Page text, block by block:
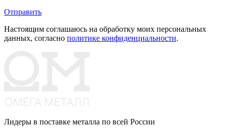
Отправить
Настоящим соглашаюсь на обработку моих персональных
данных, согласно политике конфиденциальности.
Лидеры в поставке металла по всей России